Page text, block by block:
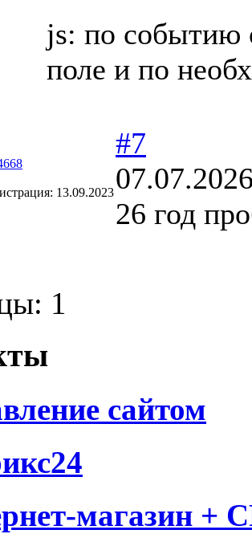
js: по событию
поле и по
13.09.2023
#7
26 год
1
сайтом
магазин +